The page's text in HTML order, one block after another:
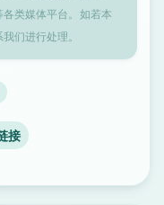
类媒体平台。如若本
们进行处理。
接